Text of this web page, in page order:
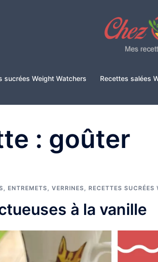
sucrées Weight Watchers Recettes salées
: goûter
ENTREMETS, VERRINES, RECETTES SUCRÉES
à la vanille